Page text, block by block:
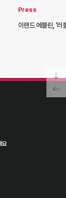
Press
이랜드 에블린, ‘러
요